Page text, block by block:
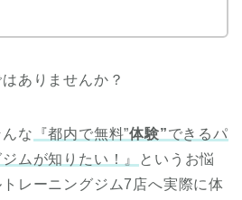
ありませんか？
な 『都内で無料”体験”できるパ
ムが知りたい！』
というお悩
レーニングジム7店へ実際に体